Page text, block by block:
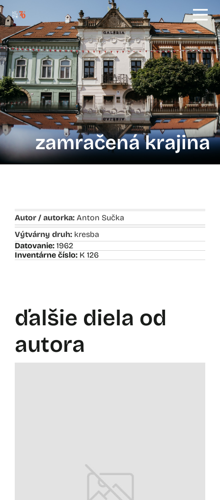
zamračená krajina
Autor / autorka: Anton Sučka
Výtvárny druh: kresba
Datovanie: 1962
Inventárne číslo: K 126
ďalšie diela od
autora